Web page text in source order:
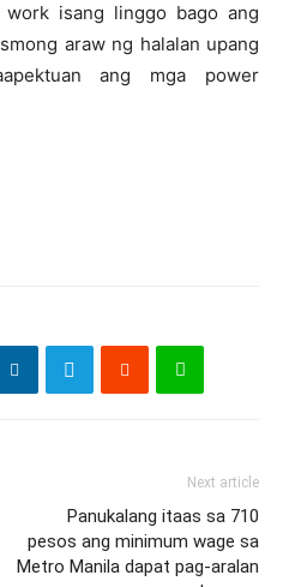
work isang linggo bago ang
araw ng halalan upang
ang mga power
Next article
Panukalang itaas sa 710
pesos ang minimum wage sa
Metro Manila dapat pag-aralan